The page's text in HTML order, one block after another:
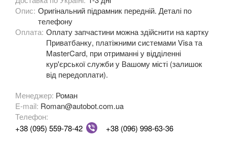
M3 E90/E92/E93
3 Series F30, F31, F36
3 Series F34
M3 F80
3 Series G20/G21
4 Series F32
4 Series F33
Опис: Оригінальний підрамник передній. Деталі по
телефону
Оплата: Оплату запчастини можна здійснити на картку
Приватбанку, платіжними системами Visa та
MasterCard, при отриманні у відділенні
кур'єрської служби у Вашому місті (залишок
від передоплати).
Менеджер: Роман
E-mail: Roman@autobot.com.ua
Телефон:
+38 (095) 559-78-42
+38 (096) 998-63-36